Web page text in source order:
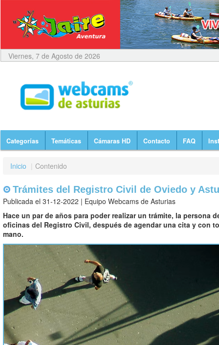
Viernes, 7 de Agosto de 2026
Categorías Temáticas Cámaras HD Contacto FAQ
Inicio | Contenido
Trámites del Registro Civil de Oviedo y
Publicada el 31-12-2022 | Equipo Webcams de Asturias
Hace un par de años para poder realizar un trámite, la persona
oficinas del Registro Civil, después de agendar una cita y con
mano.